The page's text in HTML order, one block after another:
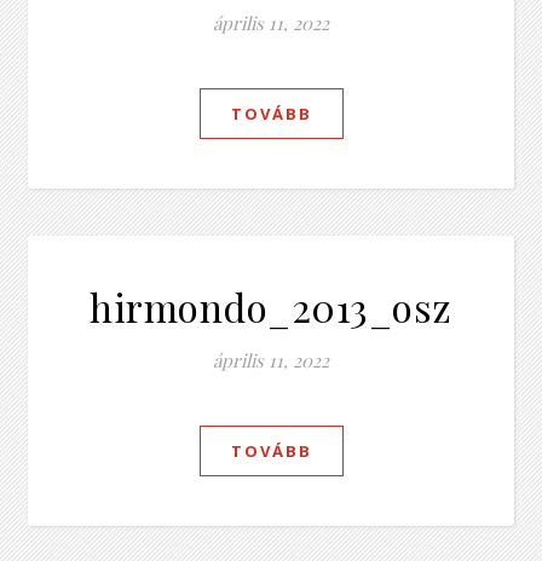
április 11, 2022
TOVÁBB
hirmondo_2013_osz
április 11, 2022
TOVÁBB